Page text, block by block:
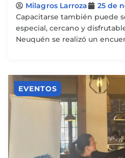
Milagros Larroza
25 de
Capacitarse también puede
especial, cercano y
Neuquén se realizó un
EVENTOS